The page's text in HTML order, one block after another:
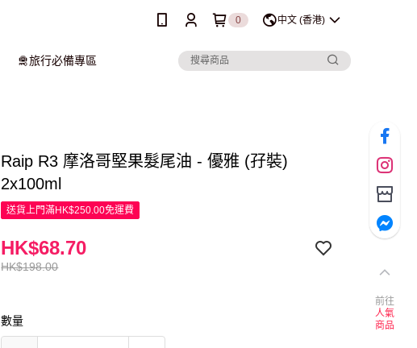
0 中文 (香港)
🛅旅行必備專區
Raip R3 摩洛哥堅果髮尾油 - 優雅 (孖裝)
2x100ml
送貨上門滿HK$250.00免運費
HK$198.00
HK$68.70
數量
前往
人氣
商品